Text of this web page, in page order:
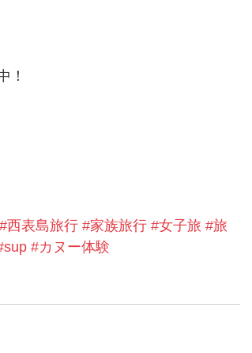
！
#西表島旅行 #家族旅行 #女子旅 #旅
#カヌー体験